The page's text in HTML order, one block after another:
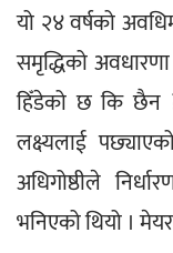
यो २४ वर्षको
समृद्धिको
हिँडेको छ कि छैन ?
लक्ष्यलाई
अधिगोष्ठीले
भनिएको थियो ।